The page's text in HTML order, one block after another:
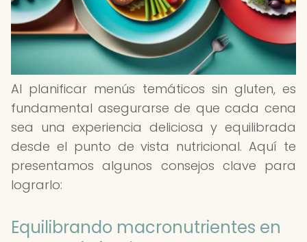
Al planificar menús temáticos sin gluten, es
fundamental asegurarse de que cada cena
sea una experiencia deliciosa y equilibrada
desde el punto de vista nutricional. Aquí te
presentamos algunos consejos clave para
lograrlo:
Equilibrando macronutrientes en